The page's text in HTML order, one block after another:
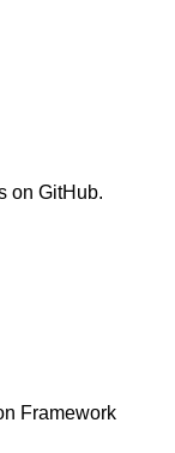
on GitHub.
Framework